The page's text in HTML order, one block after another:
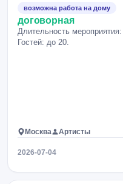
возможна работа на дому
договорная
Длительность
Гостей: до 20.
Москва Артисты
2026-07-04